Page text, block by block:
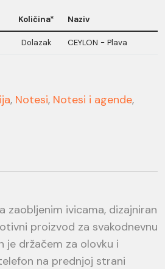
Količina* Naziv
Dolazak CEYLON - Plava
, Notesi, Notesi i agende,
zaobljenim ivicama, dizajniran
proizvod za svakodnevnu
je držačem za olovku i
na prednjoj strani